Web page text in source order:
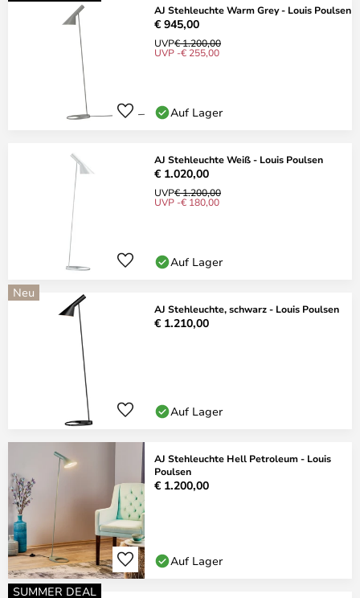
AJ Stehleuchte Warm Grey - Louis Poulsen
€ 945,00
UVP€ 1.200,00
UVP -€ 255,00
Auf Lager
AJ Stehleuchte Weiß - Louis Poulsen
€ 1.020,00
UVP€ 1.200,00
UVP -€ 180,00
Auf Lager
Neu
AJ Stehleuchte, schwarz - Louis Poulsen
€ 1.210,00
Auf Lager
AJ Stehleuchte Hell Petroleum - Louis
Poulsen
€ 1.200,00
Auf Lager
SUMMER DEAL